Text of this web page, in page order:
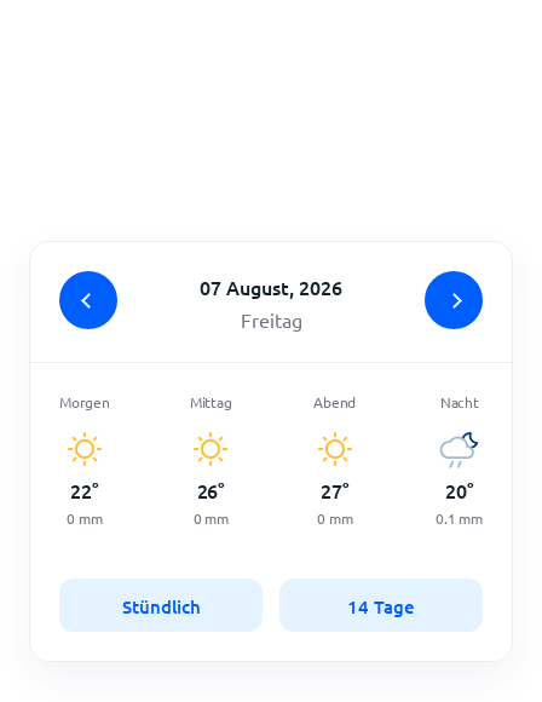
07 August, 2026
Freitag
Morgen
22°
0 mm
Mittag
26°
0 mm
Abend
27°
0 mm
Nacht
20°
0.1 mm
Stündlich 14 Tage